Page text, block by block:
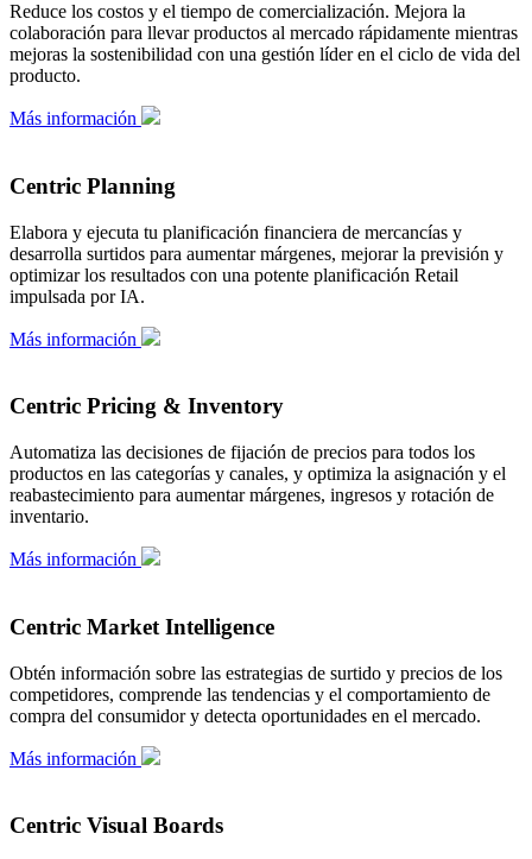
Reduce los costos y el tiempo de comercialización. Mejora la
colaboración para llevar productos al mercado rápidamente mientras
mejoras la sostenibilidad con una gestión líder en el ciclo de vida del
producto.
Más información
Centric Planning
Elabora y ejecuta tu planificación financiera de mercancías y
desarrolla surtidos para aumentar márgenes, mejorar la previsión y
optimizar los resultados con una potente planificación Retail
impulsada por IA.
Más información
Centric Pricing & Inventory
Automatiza las decisiones de fijación de precios para todos los
productos en las categorías y canales, y optimiza la asignación y el
reabastecimiento para aumentar márgenes, ingresos y rotación de
inventario.
Más información
Centric Market Intelligence
Obtén información sobre las estrategias de surtido y precios de los
competidores, comprende las tendencias y el comportamiento de
compra del consumidor y detecta oportunidades en el mercado.
Más información
Centric Visual Boards